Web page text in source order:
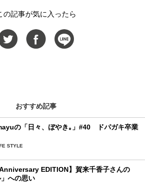
の記事が気に入ったら
おすすめ記事
の「日々、ぼやき｡」#40 ドパガキ卒業
STYLE
EDITION】賀来千香子さんの
」への思い